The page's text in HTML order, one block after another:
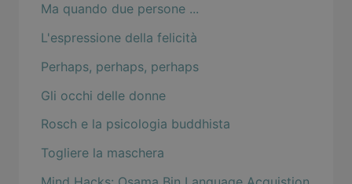
Ma quando due persone ...
L'espressione della felicità
Perhaps, perhaps, perhaps
Gli occhi delle donne
Rosch e la psicologia buddhista
Togliere la maschera